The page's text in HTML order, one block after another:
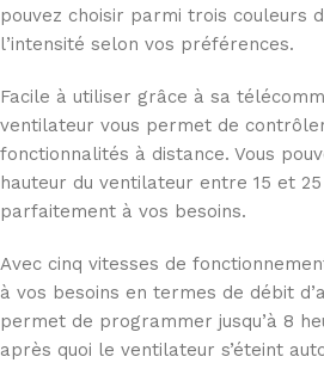
pouvez choisir parmi trois couleurs
l’intensité selon vos préférences.
Facile à utiliser grâce à sa
ventilateur vous permet de
fonctionnalités à distance. Vous
hauteur du ventilateur entre 15 et
parfaitement à vos besoins.
Avec cinq vitesses de
à vos besoins en termes de débit
permet de programmer jusqu’à 8
après quoi le ventilateur s’éteint